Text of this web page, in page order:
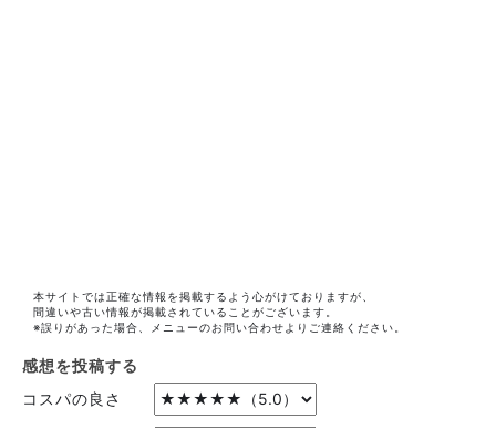
本サイトでは正確な情報を掲載するよう心がけておりますが、
間違いや古い情報が掲載されていることがございます。
※誤りがあった場合、メニューのお問い合わせよりご連絡ください。
感想を投稿する
コスパの良さ